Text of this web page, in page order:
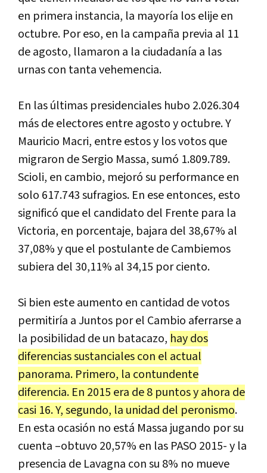
en primera instancia, la mayoría los elije en
octubre. Por eso, en la campaña previa al 11
de agosto, llamaron a la ciudadanía a las
urnas con tanta vehemencia.
En las últimas presidenciales hubo 2.026.304
más de electores entre agosto y octubre. Y
Mauricio Macri, entre estos y los votos que
migraron de Sergio Massa, sumó 1.809.789.
Scioli, en cambio, mejoró su performance en
solo 617.743 sufragios. En ese entonces, esto
significó que el candidato del Frente para la
Victoria, en porcentaje, bajara del 38,67% al
37,08% y que el postulante de Cambiemos
subiera del 30,11% al 34,15 por ciento.
Si bien este aumento en cantidad de votos
permitiría a Juntos por el Cambio aferrarse a
la posibilidad de un batacazo, hay dos
diferencias sustanciales con el actual
panorama. Primero, la contundente
diferencia. En 2015 era de 8 puntos y ahora de
casi 16. Y, segundo, la unidad del peronismo.
En esta ocasión no está Massa jugando por su
cuenta –obtuvo 20,57% en las PASO 2015- y la
presencia de Lavagna con su 8% no mueve